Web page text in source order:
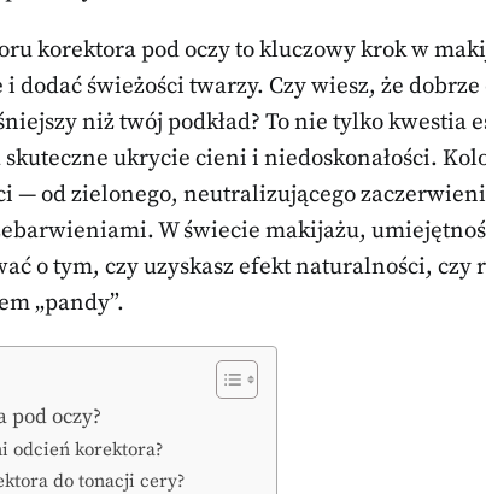
korektora pod oczy to kluczowy krok w
dodać świeżości twarzy. Czy wiesz, że
niż twój podkład? To nie tylko kwestia
ukrycie cieni i niedoskonałości.
— od zielonego, neutralizującego
W świecie makijażu,
o tym, czy uzyskasz efekt naturalności, czy
„pandy”.
pod oczy?
odcień korektora?
do tonacji cery?